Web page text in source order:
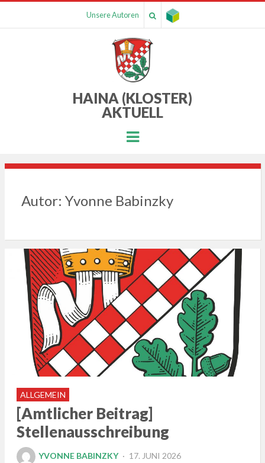
Unsere Autoren
HAINA (KLOSTER)
AKTUELL
Menu
Autor:Yvonne Babinzky
ALLGEMEIN
[Amtlicher Beitrag]
Stellenausschreibung
YVONNE BABINZKY
POSTED
17. JUNI 2026